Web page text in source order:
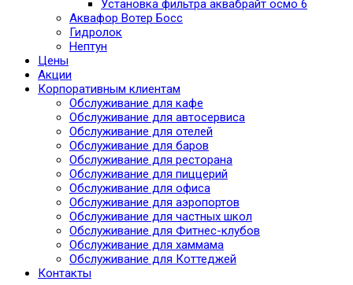
Установка фильтра аквабрайт осмо 6
Аквафор Вотер Босс
Гидролок
Нептун
Цены
Акции
Корпоративным клиентам
Обслуживание для кафе
Обслуживание для автосервиса
Обслуживание для отелей
Обслуживание для баров
Обслуживание для ресторана
Обслуживание для пиццерий
Обслуживание для офиса
Обслуживание для аэропортов
Обслуживание для частных школ
Обслуживание для Фитнес-клубов
Обслуживание для хаммама
Обслуживание для Коттеджей
Контакты